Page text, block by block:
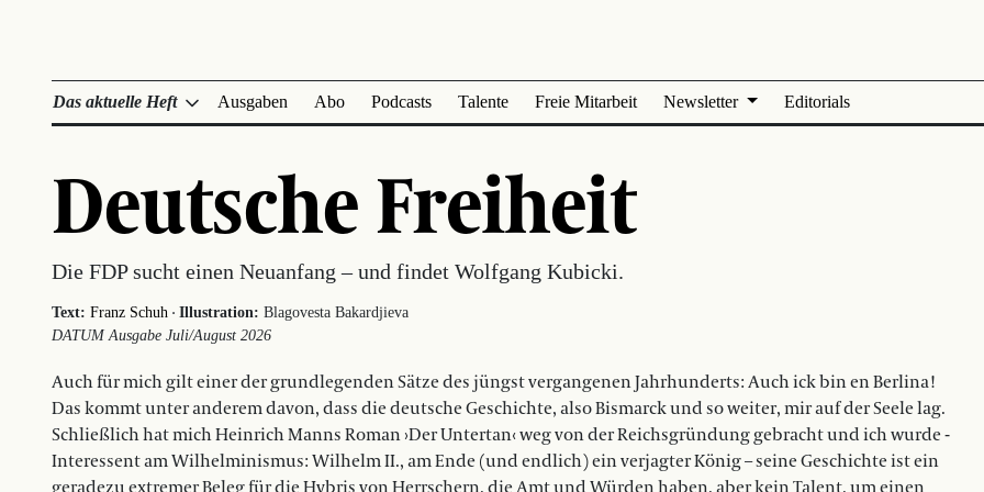
Das aktuelle Heft Ausgaben Abo Podcasts Talente Freie Mitarbeit Newsletter Editorials
Deutsche Freiheit
Die FDP sucht einen Neuanfang – und findet Wolfgang Kubicki.
Text: Franz Schuh · Illustration: Blagovesta Bakardjieva
DATUM Ausgabe Juli/August 2026
Auch für mich gilt einer der grundlegenden Sätze des jüngst vergangenen Jahrhunderts: Auch ick bin en Berlina!
Das kommt unter anderem davon, dass die deutsche Geschichte, also Bismarck und so weiter, mir auf der Seele lag.
Schließlich hat mich Heinrich Manns Roman ›Der Untertan‹ weg von der Reichsgründung gebracht und ich wurde ­
Interessent am Wilhelminismus: Wilhelm II., am Ende (und endlich) ein verjagter König – seine Geschichte ist ein
geradezu extremer Beleg für die Hybris von Herrschern, die Amt und Würden haben, aber kein Talent, um einen